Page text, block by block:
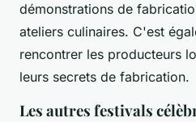
démonstrations de
ateliers culinaires. C'est
rencontrer les producteurs
leurs secrets de fabrication.
Les autres festivals